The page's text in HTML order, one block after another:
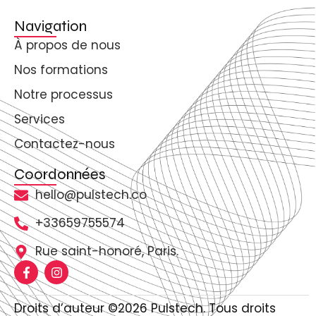
Droits d’auteur ©2026 Pulstech. Tous droits
Navigation
À propos de nous
Nos formations
Notre processus
Services
Contactez-nous
Coordonnées
hello@pulstech.co
+33659755574
Rue saint-honoré, Paris.